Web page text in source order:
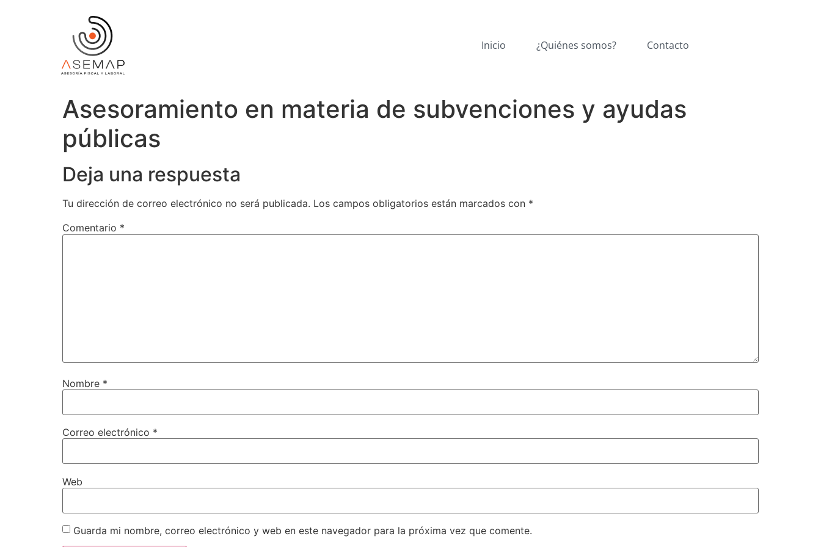
Inicio ¿Quiénes somos? Contacto
Asesoramiento en materia de subvenciones y ayudas
públicas
Deja una respuesta
Tu dirección de correo electrónico no será publicada. Los campos obligatorios están marcados con *
Comentario *
Nombre *
Correo electrónico *
Web
Guarda mi nombre, correo electrónico y web en este navegador para la próxima vez que comente.